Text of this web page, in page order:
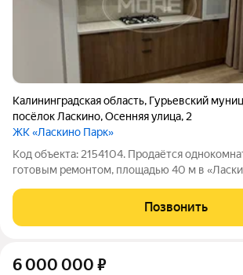
Калининградская область, Гурьевский
посёлок Ласкино,Осенняя улица, 2
ЖК «Ласкино Парк»
Код объекта: 2154104. Продаётся
готовым peмoнтом, плoщaдью 40 м в
Paccрочка 0% - Отлично подойдет как
проект!! Длительная аренда
Позвонить
6 000 000 ₽